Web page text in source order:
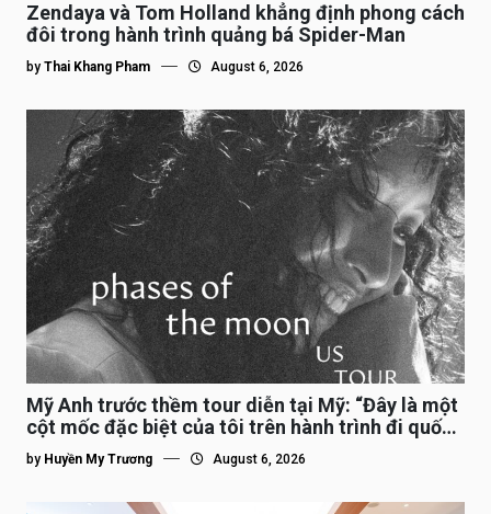
Zendaya và Tom Holland khẳng định phong cách
đôi trong hành trình quảng bá Spider-Man
by Thai Khang Pham August 6, 2026
Mỹ Anh trước thềm tour diễn tại Mỹ: “Đây là một
cột mốc đặc biệt của tôi trên hành trình đi quốc
tế”
by Huyền My Trương August 6, 2026